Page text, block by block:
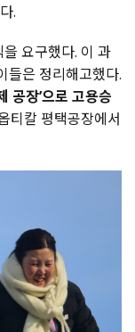
.
요구했다. 이 과
들은 정리해고했다.
공장’으로 고용승
티칼 평택공장에서